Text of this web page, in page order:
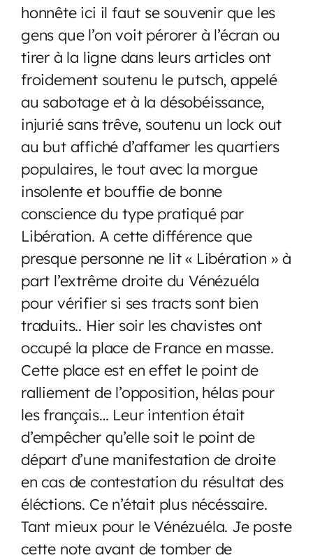
honnête ici il faut se souvenir que les
gens que l’on voit pérorer à l’écran ou
tirer à la ligne dans leurs articles ont
froidement soutenu le putsch, appelé
au sabotage et à la désobéissance,
injurié sans trêve, soutenu un lock out
au but affiché d’affamer les quartiers
populaires, le tout avec la morgue
insolente et bouffie de bonne
conscience du type pratiqué par
Libération. A cette différence que
presque personne ne lit « Libération » à
part l’extrême droite du Vénézuéla
pour vérifier si ses tracts sont bien
traduits.. Hier soir les chavistes ont
occupé la place de France en masse.
Cette place est en effet le point de
ralliement de l’opposition, hélas pour
les français… Leur intention était
d’empêcher qu’elle soit le point de
départ d’une manifestation de droite
en cas de contestation du résultat des
éléctions. Ce n’était plus nécéssaire.
Tant mieux pour le Vénézuéla. Je poste
cette note avant de tomber de